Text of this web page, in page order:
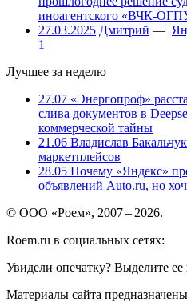
иноагентского «ВЧК-
27.03.2025 Дмитрий —
1
Лучшее за неделю
27.07 «Энергопроф»
слива документов в
коммерческой тайны
21.06 Владислав
маркетплейсов
28.05 Почему «Яндекс»
объявлений Auto.ru, но
© ООО «Роем», 2007 – 2026.
Roem.ru в социальных сетях:
Увидели опечатку? Выделите
Материалы сайта